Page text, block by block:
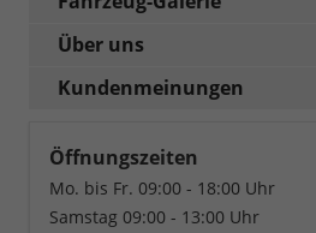
Über uns
Kundenmeinungen
Öffnungszeiten
Mo. bis Fr. 09:00 - 18:00 Uhr
Samstag 09:00 - 13:00 Uhr